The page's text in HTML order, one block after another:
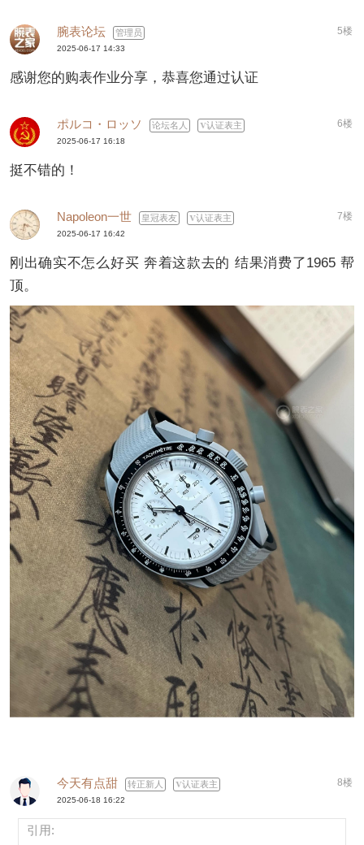
腕表论坛 管理员 5楼
2025-06-17 14:33
感谢您的购表作业分享，恭喜您通过认证
ポルコ・ロッソ 论坛名人 认证表主 6楼
2025-06-17 16:18
挺不错的！
Napoleon一世 皇冠表友 认证表主 7楼
2025-06-17 16:42
刚出确实不怎么好买 奔着这款去的 结果消费了1965 帮
顶。
今天有点甜 转正新人 认证表主 8楼
2025-06-18 16:22
引用: